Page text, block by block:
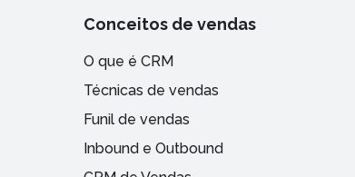
Conceitos de vendas
O que é CRM
Técnicas de vendas
Funil de vendas
Inbound e Outbound